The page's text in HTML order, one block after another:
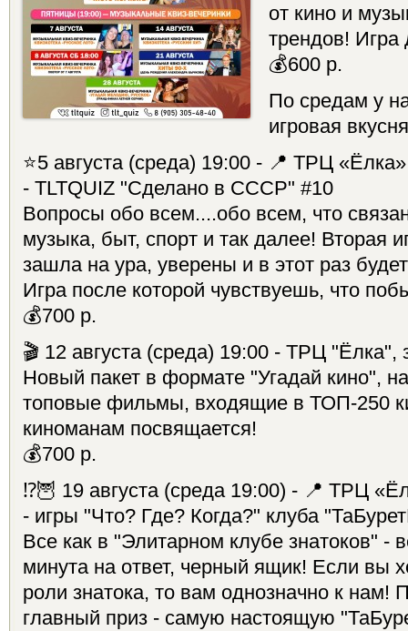
от кино и
трендов! Игра
💰600 р.
По средам у
игровая
⭐5 августа (среда) 19:00 - 📍 ТРЦ
- TLTQUIZ "Сделано в СССР" #10
Вопросы обо всем....обо всем, что
музыка, быт, спорт и так далее! Вторая
зашла на ура, уверены и в этот раз
Игра после которой чувствуешь, что
💰700 р.
🎬 12 августа (среда) 19:00 - ТРЦ "Ёлка",
Новый пакет в формате "Угадай кино",
топовые фильмы, входящие в ТОП-250
киноманам посвящается!
💰700 р.
⁉🦉 19 августа (среда 19:00) - 📍 ТРЦ
- игры "Что? Где? Когда?" клуба
Все как в "Элитарном клубе знатоков" -
минута на ответ, черный ящик! Если вы
роли знатока, то вам однозначно к нам!
главный приз - самую настоящую